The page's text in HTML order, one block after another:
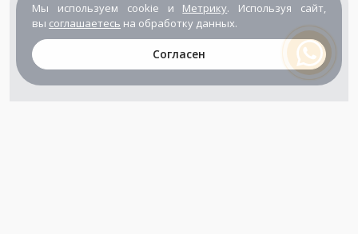
Мы используем cookie и Метрику. Используя сайт,
вы соглашаетесь на обработку данных.
Согласен